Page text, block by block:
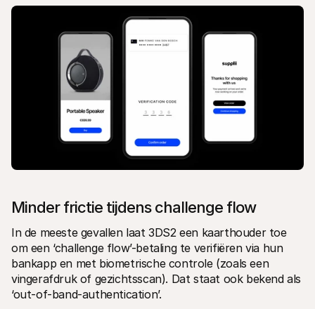
Minder frictie tijdens challenge flow
In de meeste gevallen laat 3DS2 een kaarthouder toe
om een ‘challenge flow’-betaling te verifiëren via hun
bankapp en met biometrische controle (zoals een
vingerafdruk of gezichtsscan). Dat staat ook bekend als
‘out-of-band-authentication’.